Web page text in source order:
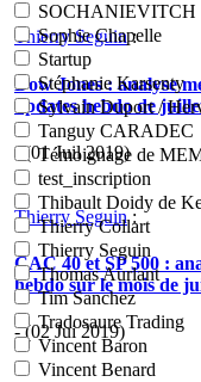
SOCHANIEVITCH
Sophie Chapelle
Startup
Stéphanie Karsenty
Sylvain Duport /
Tanguy CARADEC
Témoignage de
test_inscription
Thibault Doidy de
Thierry Collart
Thierry Seguin
Thomas Aurlant
Tim Sanchez
Tradosaure Trading
Vincent Baron
Vincent Benard
Thierry Seguin:
Dow Jones : analyse
updates hebdo de
- (01 Juil 2019)
Thierry Seguin:
CAC 40 et SP 500 :
hebdo sur le mois de
- (02 Jui 2019)